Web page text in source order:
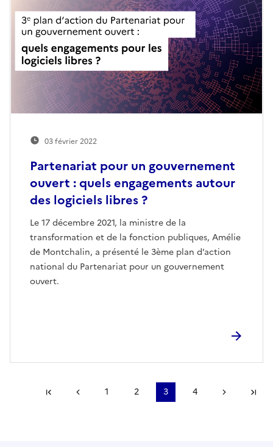
Partenariat pour un gouvernement
ouvert : quels engagements autour
des logiciels libres ?
Le 17 décembre 2021, la ministre de la
transformation et de la fonction publiques, Amélie
de Montchalin, a présenté le 3ème plan d’action
national du Partenariat pour un gouvernement
ouvert.
03 février 2022
Première pagePage précédente
1 2 3 4 Page